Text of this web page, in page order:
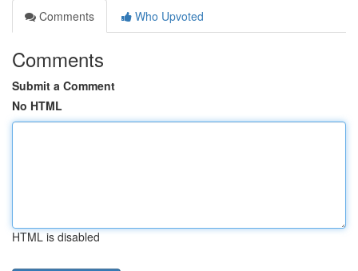
Comments
Who Upvoted
Comments
Submit a Comment
No HTML
HTML is disabled